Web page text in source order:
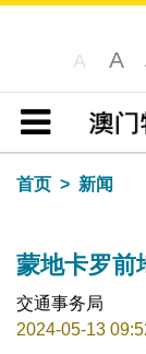
A A
目录
首页
新闻
蒙地卡罗前
交通事务局
2024-05-13